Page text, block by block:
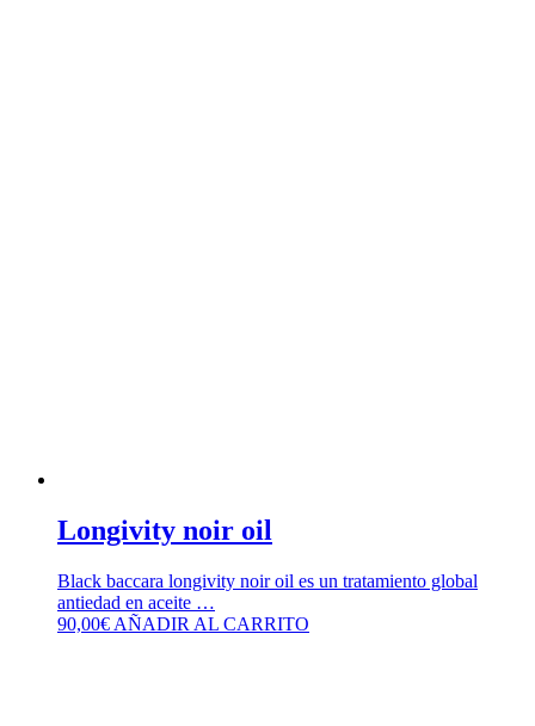
Longivity noir oil
Black baccara longivity noir oil es un tratamiento global
antiedad en aceite …
90,00€ AÑADIR AL CARRITO